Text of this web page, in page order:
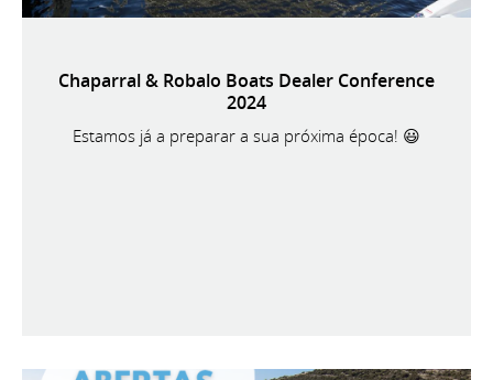
Chaparral & Robalo Boats Dealer Conference
2024
Estamos já a preparar a sua próxima época! 😃